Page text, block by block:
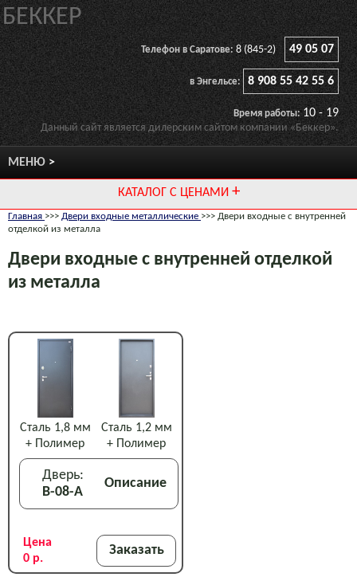
БЕККЕР
Телефон в Саратове: 8 (845-2) 49 05 07
в Энгельсе: 8 908 55 42 55 6
Время работы:10 - 19
Данный сайт является дилерским сайтом компании «Беккер».
МЕНЮ
КАТАЛОГ С ЦЕНАМИ
Главная >>> Двери входные металлические >>> Двери входные с внутренней
отделкой из металла
Двери входные с внутренней отделкой
из металла
Сталь 1,8 мм
+ Полимер
Сталь 1,2 мм
+ Полимер
Дверь:
В-08-А
Описание
Цена
0 р.
Заказать